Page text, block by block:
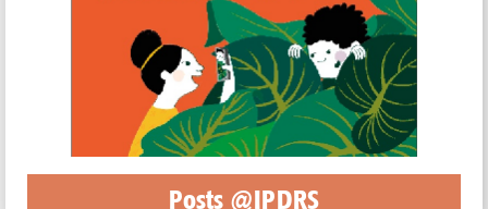
Posts @IPDRS